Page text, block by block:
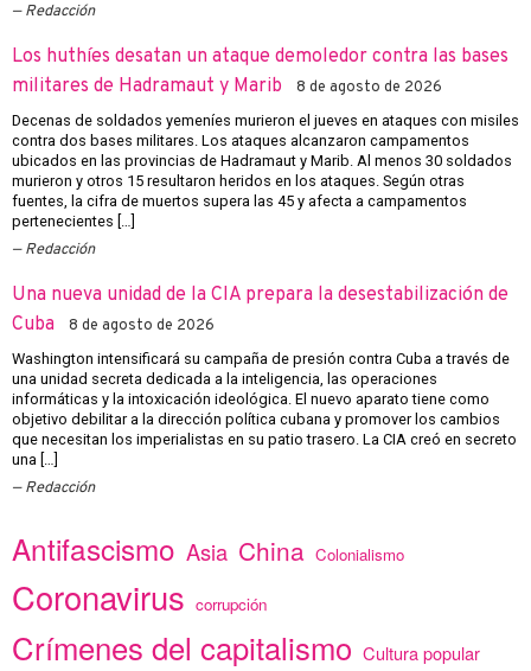
Redacción
Los huthíes desatan un ataque demoledor contra las bases
militares de Hadramaut y Marib
8 de agosto de 2026
Decenas de soldados yemeníes murieron el jueves en ataques con misiles
contra dos bases militares. Los ataques alcanzaron campamentos
ubicados en las provincias de Hadramaut y Marib. Al menos 30 soldados
murieron y otros 15 resultaron heridos en los ataques. Según otras
fuentes, la cifra de muertos supera las 45 y afecta a campamentos
pertenecientes […]
Redacción
Una nueva unidad de la CIA prepara la desestabilización de
Cuba
8 de agosto de 2026
Washington intensificará su campaña de presión contra Cuba a través de
una unidad secreta dedicada a la inteligencia, las operaciones
informáticas y la intoxicación ideológica. El nuevo aparato tiene como
objetivo debilitar a la dirección política cubana y promover los cambios
que necesitan los imperialistas en su patio trasero. La CIA creó en secreto
una […]
Redacción
Antifascismo Asia China Colonialismo
Coronavirus corrupción
Crímenes del capitalismo Cultura popular